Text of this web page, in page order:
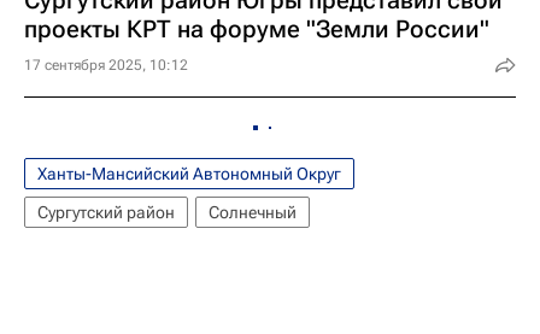
проекты КРТ на форуме "Земли России"
17 сентября 2025, 10:12
Ханты-Мансийский Автономный Округ
Сургутский район
Солнечный